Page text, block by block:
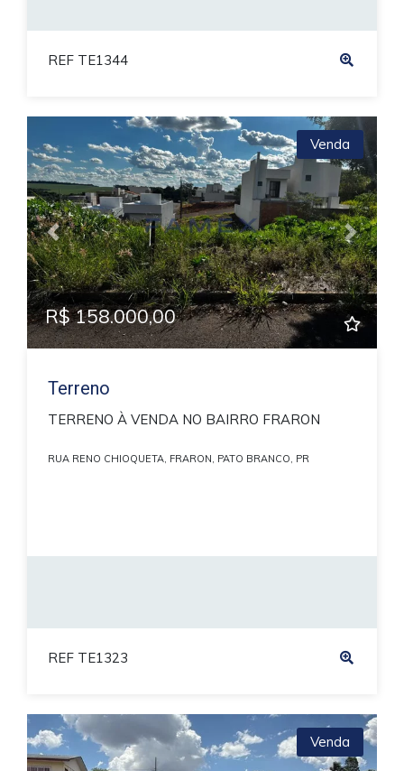
REF TE1344
Previous Next
Venda
R$ 158.000,00
Terreno
TERRENO À VENDA NO BAIRRO FRARON
RUA RENO CHIOQUETA, FRARON, PATO BRANCO, PR
REF TE1323
Venda